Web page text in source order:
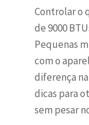
Controlar o
de 9000
Pequenas
com o
diferença
dicas para
sem pesar